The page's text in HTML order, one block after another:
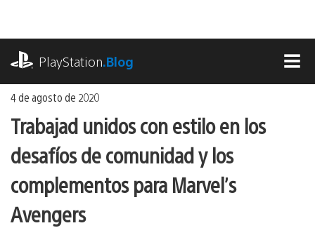
contenido
PlayStation.Blog
4 de agosto de 2020
Trabajad unidos con estilo en los
desafíos de comunidad y los
complementos para Marvel’s
Avengers